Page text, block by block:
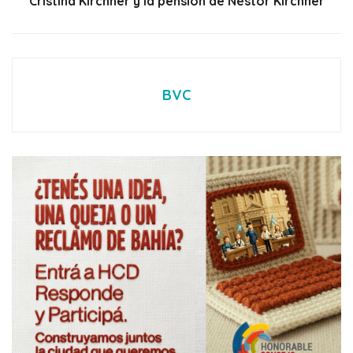
BVC